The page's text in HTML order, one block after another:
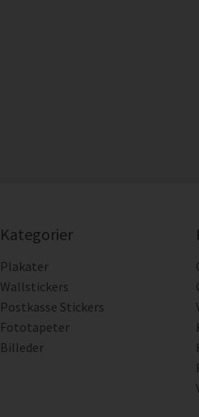
Kategorier
Plakater
Wallstickers
Postkasse Stickers
Fototapeter
Billeder